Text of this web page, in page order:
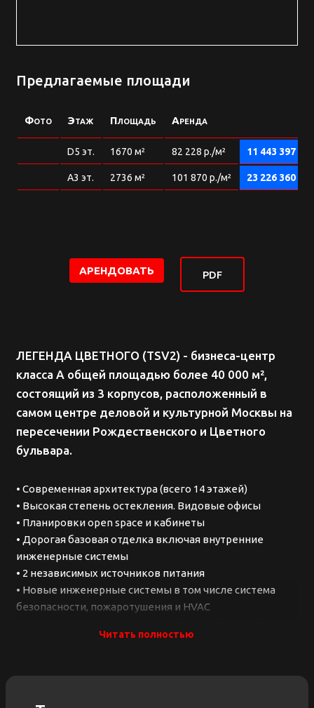
Предлагаемые площади
Фото Этаж Площадь Аренда
D5 эт. 1670 м² 82 228 р./м² 11 443 397
A3 эт. 2736 м² 101 870 р./м² 23 226 360
АРЕНДОВАТЬ PDF
ЛЕГЕНДА ЦВЕТНОГО (TSV2) - бизнеса-центр
класса А общей площадью более 40 000 м²,
состоящий из 3 корпусов, расположенный в
самом центре деловой и культурной Москвы на
пересечении Рождественского и Цветного
бульвара.
• Современная архитектура (всего 14 этажей)
• Высокая степень остекления. Видовые офисы
• Планировки open space и кабинеты
• Дорогая базовая отделка включая внутренние
инженерные системы
• 2 независимых источников питания
• Новые инженерные системы в том числе система
безопасности, пожаротушения и HVAC
• Инфраструктура: кафе, рестораны, службы быта,
парковка
Читать полностью